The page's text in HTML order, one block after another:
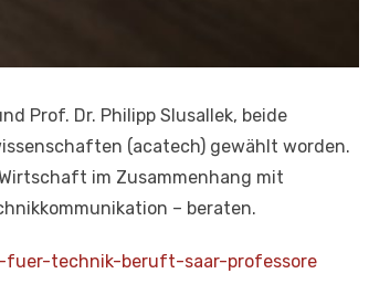
Prof. Dr. Philipp Slusallek, beide
(acatech) gewählt worden.
im Zusammenhang mit
– beraten.
fuer-technik-beruft-saar-professore